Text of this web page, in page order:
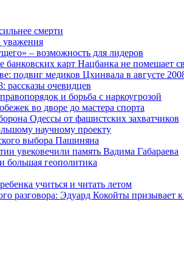
смерти
уважения
– возможность для лидеров
банковских карт Нацбанка не помешает
подвиг медиков Цхинвала в августе
рассказы очевидцев
и борьба с наркоугрозой
во дворе до мастера спорта
Одессы от фашистских захватчиков
научному проекту
выбора Пашиняна
увековечили память Вадима Габараева
большая геополитика
учиться и читать летом
разговора: Эдуард Кокойты призывает